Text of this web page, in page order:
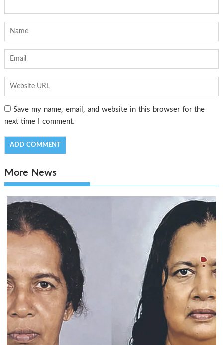
Save my name, email, and website in this browser for the
next time I comment.
More News